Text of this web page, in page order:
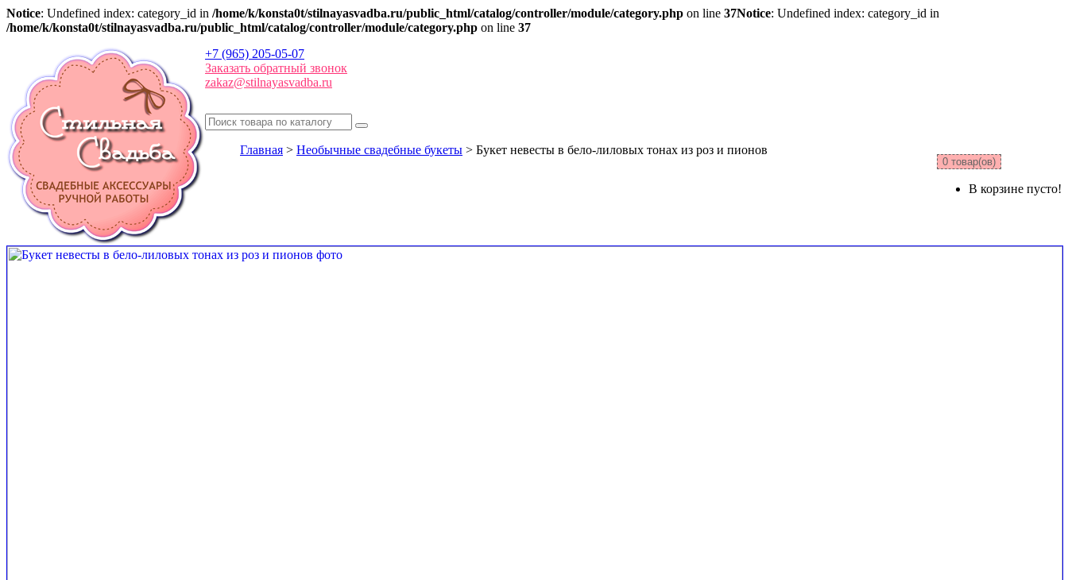
Notice: Undefined index: category_id in /home/k/konsta0t/stilnayasvadba.ru/public_html/catalog/controller/module/category.php on line 37Notice: Undefined index: category_id in
/home/k/konsta0t/stilnayasvadba.ru/public_html/catalog/controller/module/category.php on line 37
+7 (965) 205-05-07
Заказать обратный звонок
zakaz@stilnayasvadba.ru
0 товар(ов)
В корзине пусто!
Главная > Необычные свадебные букеты > Букет невесты в бело-лиловых тонах из роз и пионов